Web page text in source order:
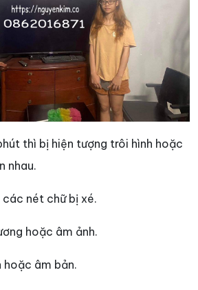
thì bị hiện tượng trôi hình hoặc
nhau.
các nét chữ bị xé.
hoặc âm ảnh.
hoặc âm bản.